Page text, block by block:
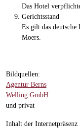
Das Hotel
Gerichtsstand
Es gilt das
Moers.
Bildquellen:
Agentur Berns
Welling GmbH
und privat
Inhalt der Internetpräsenz